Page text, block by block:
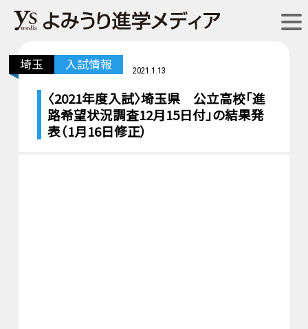
埼玉 入試情報 2021.1.13
〈2021年度入試〉埼玉県 公立高校「進
路希望状況調査12月15日付」の結果発
表（1月16日修正）